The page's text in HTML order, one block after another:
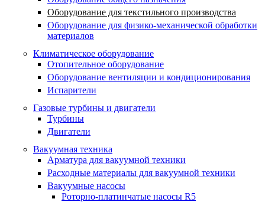
Оборудование для текстильного производства
Оборудование для физико-механической обработки
материалов
Климатическое оборудование
Отопительное оборудование
Оборудование вентиляции и кондиционирования
Испарители
Газовые турбины и двигатели
Турбины
Двигатели
Вакуумная техника
Арматура для вакуумной техники
Расходные материалы для вакуумной техники
Вакуумные насосы
Роторно-платинчатые насосы R5